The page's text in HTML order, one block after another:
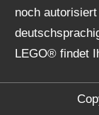
noch
LEGO® findet